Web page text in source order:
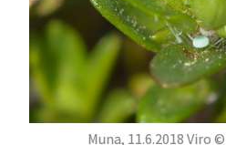
Muna, 11.6.2018 Viro